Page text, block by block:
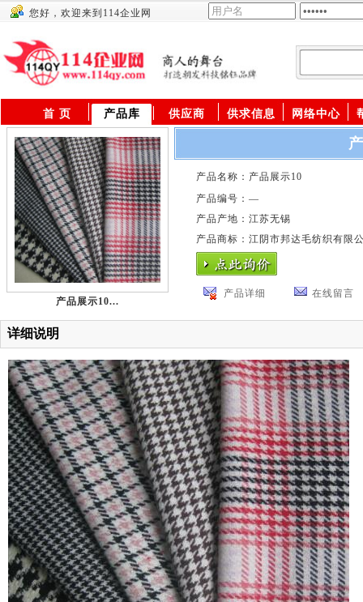
您好，欢迎来到114企业网
首 页 产品库 供应商 供求信息 网络中心
产品展示10...
产品名称：产品展示10
产品编号：—
产品产地：江苏无锡
产品商标：江阴市邦达毛纺织有限
产品详细 在线留言
详细说明